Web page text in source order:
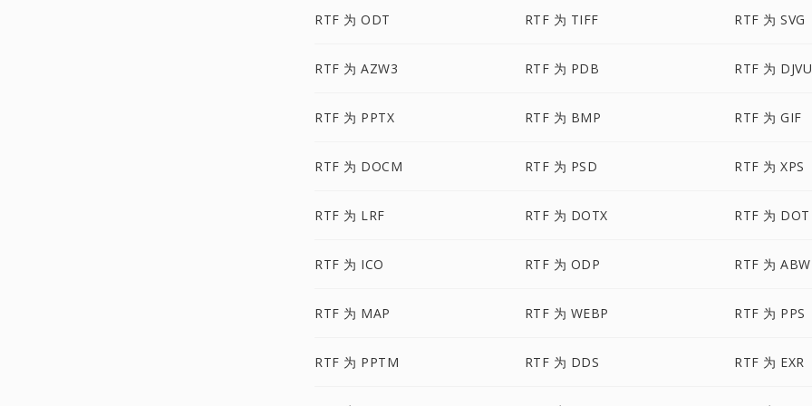
RTF 为 ODT RTF 为 TIFF RTF 为 SVG
RTF 为 AZW3 RTF 为 PDB RTF 为 DJVU
RTF 为 PPTX RTF 为 BMP RTF 为 GIF
RTF 为 DOCM RTF 为 PSD RTF 为 XPS
RTF 为 LRF RTF 为 DOTX RTF 为 DOT
RTF 为 ICO RTF 为 ODP RTF 为 ABW
RTF 为 MAP RTF 为 WEBP RTF 为 PPS
RTF 为 PPTM RTF 为 DDS RTF 为 EXR